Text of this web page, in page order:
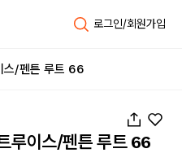
로그인/회원가입
스/펜튼 루트 66
루이스/펜튼 루트 66